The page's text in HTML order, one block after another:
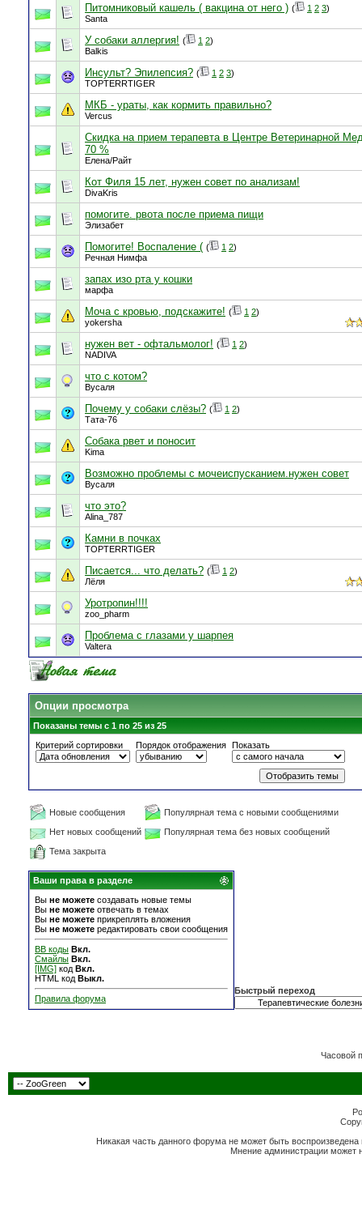
Питомниковый кашель ( вакцина от него ) ( 1 2 3)
Santa
У собаки аллергия! ( 1 2)
Balkis
Инсульт? Эпилепсия? ( 1 2 3)
TOPTERRTIGER
МКБ - ураты, как кормить правильно?
Vercus
Скидка на прием терапевта в Центре Ветеринарной
70 %
Елена/Райт
Кот Филя 15 лет, нужен совет по анализам!
DivaKris
помогите. рвота после приема пищи
Элизабет
Помогите! Воспаление ( ( 1 2)
Речная Нимфа
запах изо рта у кошки
марфа
Моча с кровью, подскажите! ( 1 2)
yokersha
нужен вет - офтальмолог! ( 1 2)
NADIVA
что с котом?
Вусаля
Почему у собаки слёзы? ( 1 2)
Тата-76
Собака рвет и поносит
Kima
Возможно проблемы с мочеиспусканием.нужен совет
Вусаля
что это?
Alina_787
Камни в почках
TOPTERRTIGER
Писается... что делать? ( 1 2)
Лёля
Уротропин!!!!
zoo_pharm
Проблема с глазами у шарпея
Valtera
Опции просмотра
Показаны темы с 1 по 25 из 25
Критерий сортировки
Порядок отображения Показать
Новые сообщения
Популярная тема с новыми сообщениями
Нет новых сообщений
Популярная тема без новых сообщений
Тема закрыта
Ваши права в разделе
Вы не можете создавать новые темы
Вы не можете отвечать в темах
Вы не можете прикреплять вложения
Вы не можете редактировать свои сообщения
BB коды Вкл.
Смайлы Вкл.
[IMG] код Вкл.
HTML код Выкл.
Правила форума
Быстрый переход
Часовой
Никакая часть данного форума не может быть
Мнение администрации может